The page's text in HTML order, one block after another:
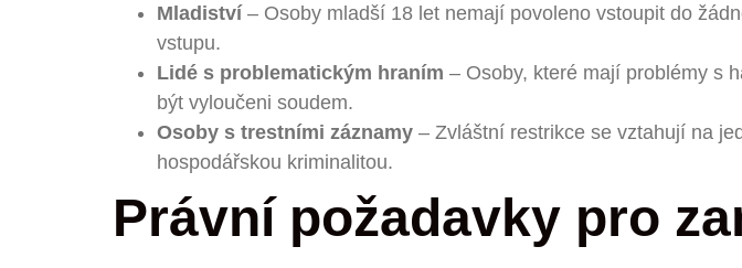
Mladiství– Osoby mladší 18 let nemají povoleno vstoupit do
vstupu.
Lidé s problematickým hraním – Osoby, které mají problémy s
být vyloučeni soudem.
Osoby s trestními záznamy – Zvláštní restrikce se vztahují na
hospodářskou kriminalitou.
Právní požadavky pro